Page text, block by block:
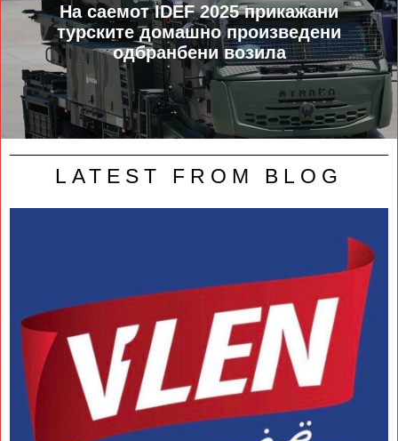
На саемот IDEF 2025 прикажани
турските домашно произведени
одбранбени возила
LATEST FROM BLOG